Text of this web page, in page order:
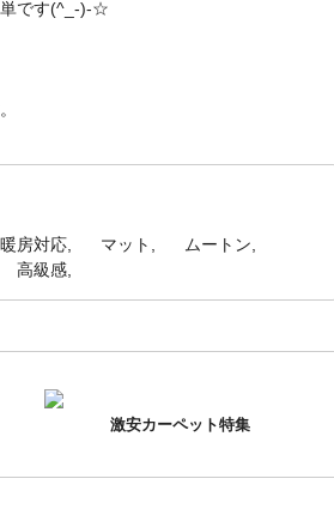
単です(^_-)-☆
房対応 マット
ムートン
高級感
激安カーペット特集